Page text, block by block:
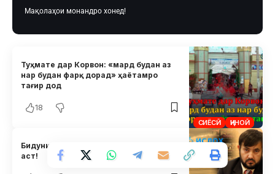
Мақолаҳои монандро хонед!
СИЁСӢ ҶИНОӢ
Туҳмате дар Корвон: «мард будан аз
нар будан фарқ дорад» ҳаётамро
тағир дод
18
Бидуни худситоӣ: Ҳоло танҳо «Ислоҳ»
аст!